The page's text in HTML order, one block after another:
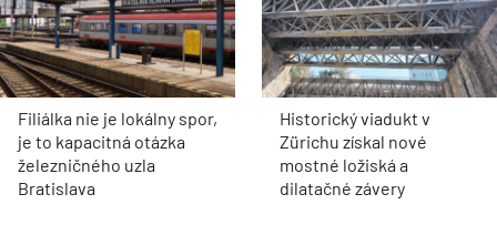
Filiálka nie je lokálny spor,
je to kapacitná otázka
železničného uzla
Bratislava
Historický viadukt v
Zürichu získal nové
mostné ložiská a
dilatačné závery